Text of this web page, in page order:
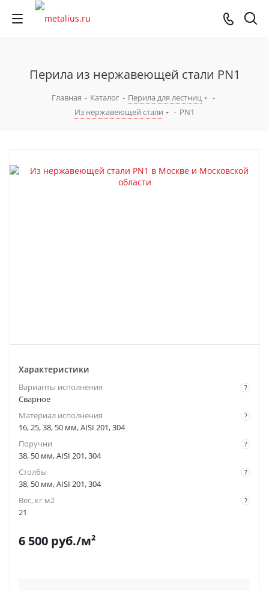
Перила из нержавеющей стали PN1
Главная - Каталог - Перила для лестниц
-
Из нержавеющей стали
- PN1
Характеристики
?
Варианты исполнения
Сварное
?
Материал исполнения
16, 25, 38, 50 мм, AISI 201, 304
?
Поручни
38, 50 мм, AISI 201, 304
?
Столбы
38, 50 мм, AISI 201, 304
?
Вес, кг м2
21
6 500 руб./м²